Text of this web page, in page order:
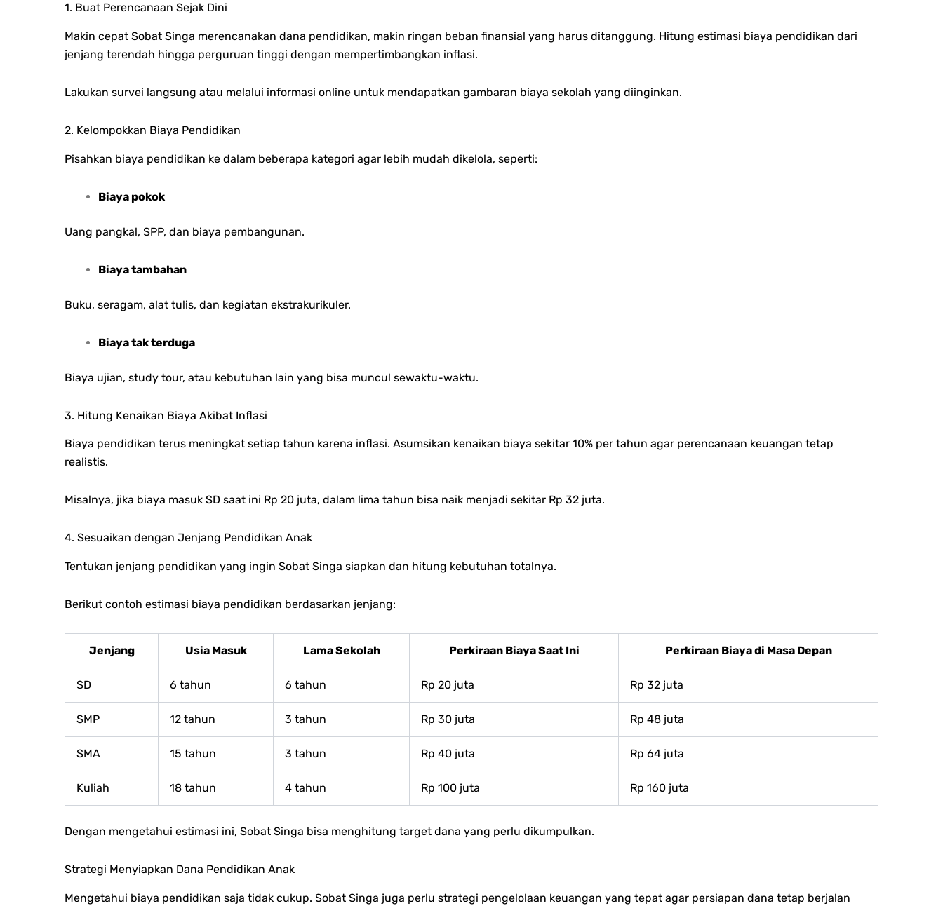
1. Buat Perencanaan Sejak Dini
Makin cepat Sobat Singa merencanakan dana pendidikan, makin ringan beban finansial yang harus ditanggung. Hitung estimasi biaya pendidikan dari
jenjang terendah hingga perguruan tinggi dengan mempertimbangkan inflasi.
Lakukan survei langsung atau melalui informasi online untuk mendapatkan gambaran biaya sekolah yang diinginkan.
2. Kelompokkan Biaya Pendidikan
Pisahkan biaya pendidikan ke dalam beberapa kategori agar lebih mudah dikelola, seperti:
Biaya pokok
Uang pangkal, SPP, dan biaya pembangunan.
Biaya tambahan
Buku, seragam, alat tulis, dan kegiatan ekstrakurikuler.
Biaya tak terduga
Biaya ujian, study tour, atau kebutuhan lain yang bisa muncul sewaktu-waktu.
3. Hitung Kenaikan Biaya Akibat Inflasi
Biaya pendidikan terus meningkat setiap tahun karena inflasi. Asumsikan kenaikan biaya sekitar 10% per tahun agar perencanaan keuangan tetap
realistis.
Misalnya, jika biaya masuk SD saat ini Rp 20 juta, dalam lima tahun bisa naik menjadi sekitar Rp 32 juta.
4. Sesuaikan dengan Jenjang Pendidikan Anak
Tentukan jenjang pendidikan yang ingin Sobat Singa siapkan dan hitung kebutuhan totalnya.
Berikut contoh estimasi biaya pendidikan berdasarkan jenjang:
Jenjang Usia Masuk Lama Sekolah Perkiraan Biaya Saat Ini Perkiraan Biaya di Masa Depan
SD 6 tahun 6 tahun Rp 20 juta Rp 32 juta
SMP 12 tahun 3 tahun Rp 30 juta Rp 48 juta
SMA 15 tahun 3 tahun Rp 40 juta Rp 64 juta
Kuliah 18 tahun 4 tahun Rp 100 juta Rp 160 juta
Dengan mengetahui estimasi ini, Sobat Singa bisa menghitung target dana yang perlu dikumpulkan.
Strategi Menyiapkan Dana Pendidikan Anak
Mengetahui biaya pendidikan saja tidak cukup. Sobat Singa juga perlu strategi pengelolaan keuangan yang tepat agar persiapan dana tetap berjalan